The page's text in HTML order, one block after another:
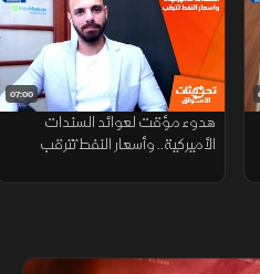
07:00
هدوء مؤقت لعوائد السندات
الأميركية.. وأسعار النفط تترقب